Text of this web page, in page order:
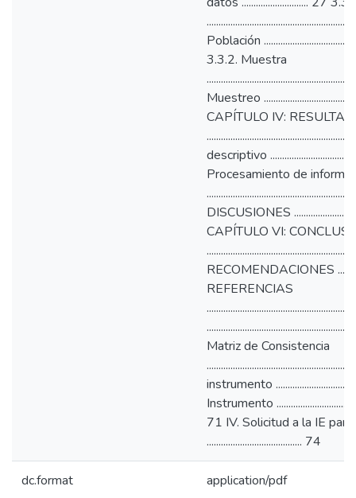
Población
3.3.2. Muestra
Muestreo
CAPÍTULO IV:
descriptivo
Procesamiento de
DISCUSIONES
CAPÍTULO VI:
RECOMENDACIONES
REFERENCIAS
Matriz de Consistencia
instrumento
Instrumento
71 IV. Solicitud a la IE
........................................ 74
dc.format application/pdf